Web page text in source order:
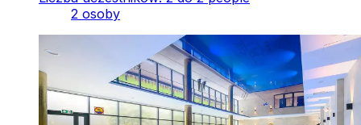
2 osoby